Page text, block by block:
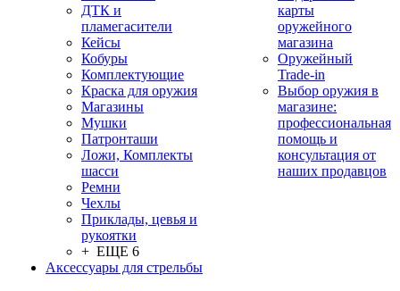
ДТК и
пламегасители
Кейсы
Кобуры
Комплектующие
Краска для оружия
Магазины
Мушки
Патронташи
Ложи, Комплекты
шасси
Ремни
Чехлы
Приклады, цевья и
рукоятки
+ ЕЩЕ 6
Аксессуары для стрельбы
карты
оружейного
магазина
Оружейный
Trade-in
Выбор оружия в
магазине:
профессиональная
помощь и
консультация от
наших продавцов